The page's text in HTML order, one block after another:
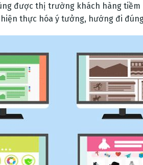
được thị trường khách hàng
thực hóa ý tưởng, hướng đi